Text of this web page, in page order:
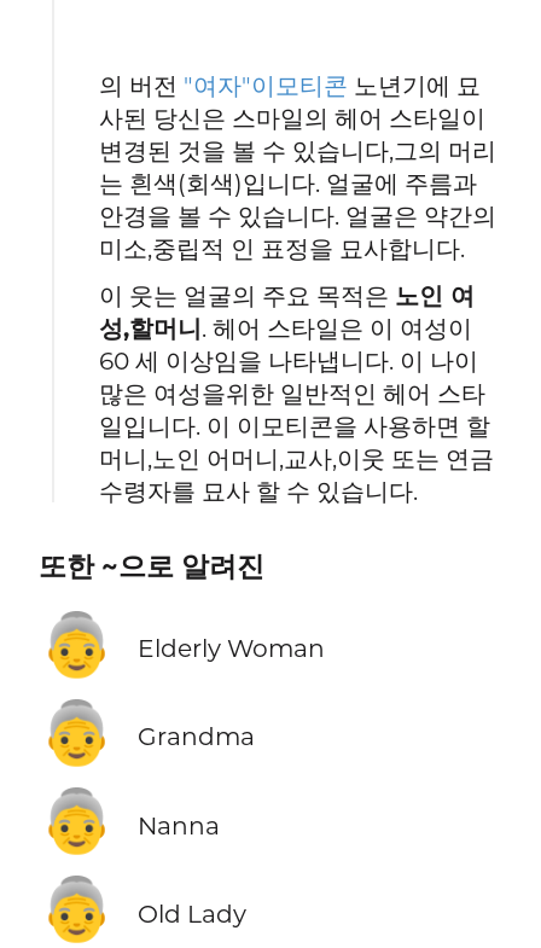
의 버전 "여자"이모티콘 노년기에 묘
사된 당신은 스마일의 헤어 스타일이
변경된 것을 볼 수 있습니다,그의 머리
는 흰색(회색)입니다. 얼굴에 주름과
안경을 볼 수 있습니다. 얼굴은 약간의
미소,중립적 인 표정을 묘사합니다.
이 웃는 얼굴의 주요 목적은 노인 여
성,할머니. 헤어 스타일은 이 여성이
60 세 이상임을 나타냅니다. 이 나이
많은 여성을위한 일반적인 헤어 스타
일입니다. 이 이모티콘을 사용하면 할
머니,노인 어머니,교사,이웃 또는 연금
수령자를 묘사 할 수 있습니다.
또한 ~으로 알려진
👵 Elderly Woman
👵 Grandma
👵 Nanna
👵 Old Lady